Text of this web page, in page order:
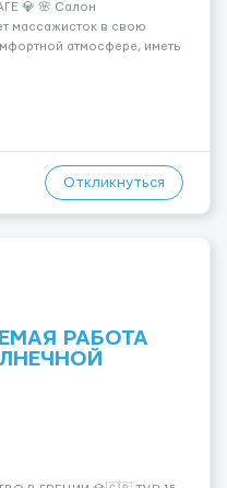
💎 🌸 Салон
массажисток в свою
атмосфере, иметь
ЧТО МЫ ПРЕДЛАГАЕМ: 🔥
Откликнуться
РАБОТА